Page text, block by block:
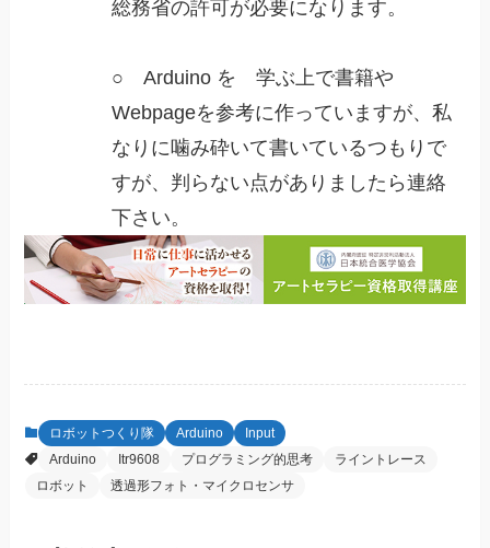
総務省の許可が必要になります。
○ Arduino を 学ぶ上で書籍や
Webpageを参考に作っていますが、私
なりに噛み砕いて書いているつもりで
すが、判らない点がありましたら連絡
下さい。
ロボットつくり隊 Arduino
Input
Arduino
Itr9608 プログラミング的思考
ライントレース
ロボット
透過形フォト・マイクロセンサ